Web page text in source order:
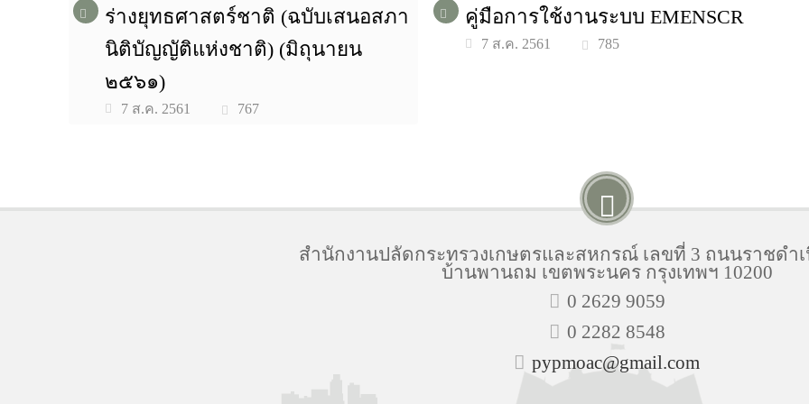
ร่างยุทธศาสตร์ชาติ (ฉบับเสนอสภา
นิติบัญญัติแห่งชาติ) (มิถุนายน
๒๕๖๑)
7 ส.ค. 2561 767
คู่มือการใช้งานระบบ EMENSCR
7 ส.ค. 2561 785
สำนักงานปลัดกระทรวงเกษตรและสหกรณ์ เลขที่ 3 ถนนราชดำ
บ้านพานถม เขตพระนคร กรุงเทพฯ 10200
0 2629 9059
0 2282 8548
pypmoac@gmail.com